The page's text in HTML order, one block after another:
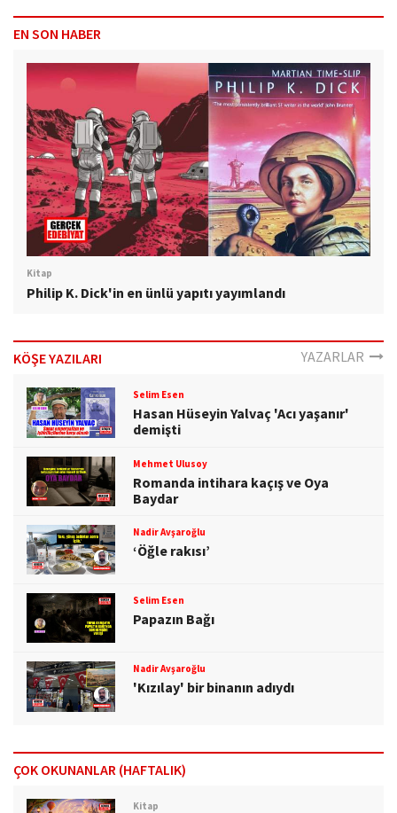
EN SON HABER
Kitap
Philip K. Dick'in en ünlü yapıtı yayımlandı
KÖŞE YAZILARI YAZARLAR
Selim Esen
Hasan Hüseyin Yalvaç 'Acı yaşanır'
demişti
Mehmet Ulusoy
Romanda intihara kaçış ve Oya
Baydar
Nadir Avşaroğlu
‘Öğle rakısı’
Selim Esen
Papazın Bağı
Nadir Avşaroğlu
'Kızılay' bir binanın adıydı
ÇOK OKUNANLAR (HAFTALIK)
Kitap